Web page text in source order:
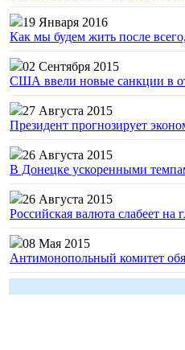
19 Января 2016
Как мы будем жить после
02 Сентября 2015
США ввели новые санкции в
27 Августа 2015
Президент прогнозирует
26 Августа 2015
В Донецке ускоренными
26 Августа 2015
Российская валюта слабеет на
08 Мая 2015
Антимонопольный комитет